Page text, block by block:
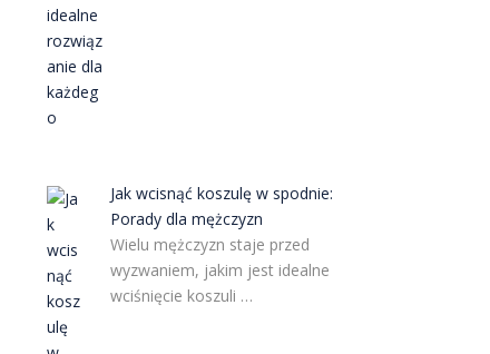
Jak wcisnąć koszulę w spodnie:
Porady dla mężczyzn
Wielu mężczyzn staje przed
wyzwaniem, jakim jest idealne
wciśnięcie koszuli …